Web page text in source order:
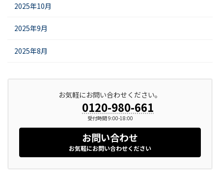
2025年10月
2025年9月
2025年8月
お気軽にお問い合わせください。
0120-980-661
受付時間 9:00-18:00
お問い合わせ
お気軽にお問い合わせください